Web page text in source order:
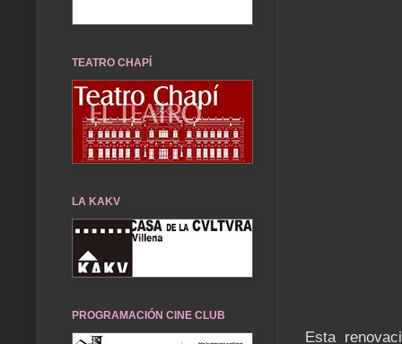
Esta
TEATRO CHAPÍ
LA KAKV
PROGRAMACIÓN CINE CLUB